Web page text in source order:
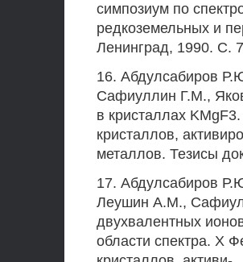
симпозиум по
редкоземельных и
Ленинград, 1990. С.
16. Абдулсабиров
Сафиуллин Г.М.,
в кристаллах
кристаллов,
металлов. Тезисы
17. Абдулсабиров
Леушин А.М.,
двухвалентных
области спектра. X